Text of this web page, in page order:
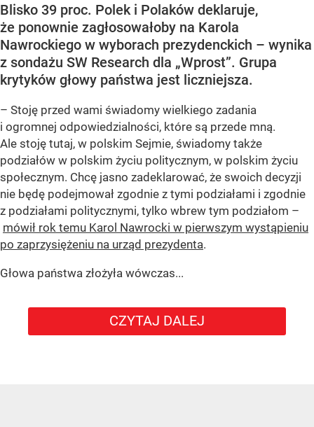
Blisko 39 proc. Polek i Polaków deklaruje,
że ponownie zagłosowałoby na Karola
Nawrockiego w wyborach prezydenckich – wynika
z sondażu SW Research dla „Wprost”. Grupa
krytyków głowy państwa jest liczniejsza.
– Stoję przed wami świadomy wielkiego zadania
i ogromnej odpowiedzialności, które są przede mną.
Ale stoję tutaj, w polskim Sejmie, świadomy także
podziałów w polskim życiu politycznym, w polskim życiu
społecznym. Chcę jasno zadeklarować, że swoich decyzji
nie będę podejmował zgodnie z tymi podziałami i zgodnie
z podziałami politycznymi, tylko wbrew tym podziałom –
mówił rok temu Karol Nawrocki w pierwszym wystąpieniu
po zaprzysiężeniu na urząd prezydenta.
Głowa państwa złożyła wówczas...
CZYTAJ DALEJ